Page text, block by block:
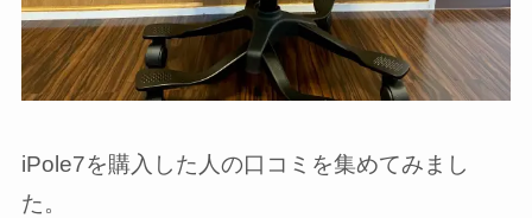
iPole7を購入した人の口コミを集めてみまし
た。